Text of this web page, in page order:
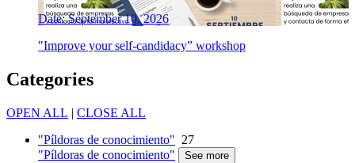
Date: September 10, 2026
"Improve your self-candidacy” workshop
Categories
OPEN ALL | CLOSE ALL
"Píldoras de conocimiento" 27
"Píldoras de conocimiento"
See more